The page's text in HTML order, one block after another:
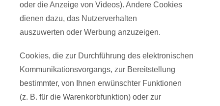
oder die Anzeige von Videos). Andere Cookies
dienen dazu, das Nutzerverhalten
auszuwerten oder Werbung anzuzeigen.
Cookies, die zur Durchführung des elektronischen
Kommunikationsvorgangs, zur Bereitstellung
bestimmter, von Ihnen erwünschter Funktionen
(z. B. für die Warenkorbfunktion) oder zur